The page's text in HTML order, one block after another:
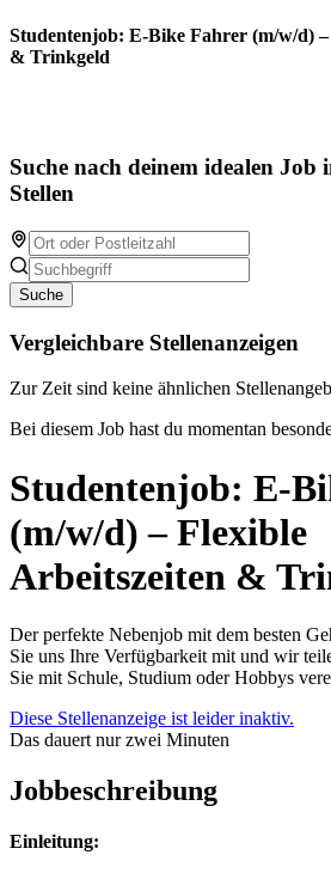
Studentenjob: E-Bike Fahrer (m/w/d)
& Trinkgeld
Suche nach deinem idealen Job
Stellen
Suche
Vergleichbare Stellenanzeigen
Zur Zeit sind keine ähnlichen
Bei diesem Job hast du momentan
Studentenjob: E-
(m/w/d) – Flexible
Arbeitszeiten &
Der perfekte Nebenjob mit dem besten
Sie uns Ihre Verfügbarkeit mit und wir
Sie mit Schule, Studium oder Hobbys
Diese Stellenanzeige ist leider inaktiv.
Das dauert nur zwei Minuten
Jobbeschreibung
Einleitung: